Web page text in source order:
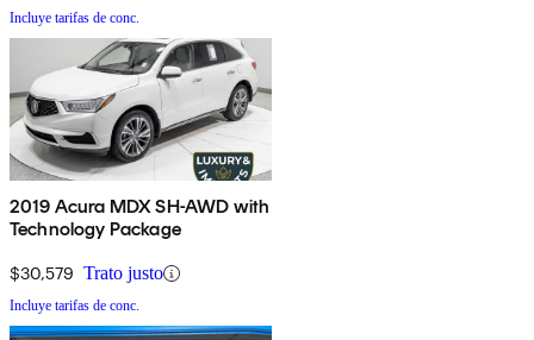
Incluye tarifas de conc.
2019 Acura MDX SH-AWD with
Technology Package
$30,579 Trato justo
Incluye tarifas de conc.